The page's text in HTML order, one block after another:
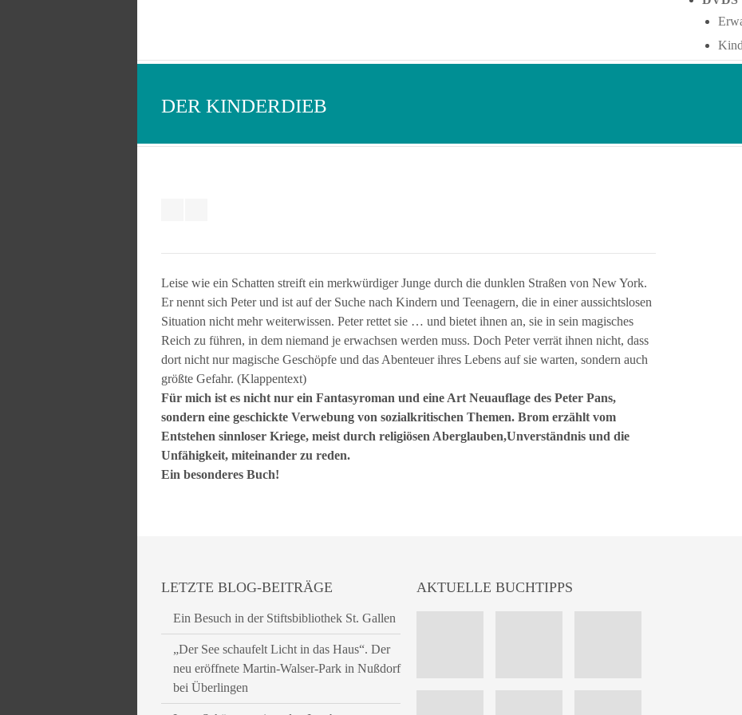
DER KINDERDIEB
Leise wie ein Schatten streift ein merkwürdiger Junge durch die dunklen Straßen von New York.
Er nennt sich Peter und ist auf der Suche nach Kindern und Teenagern, die in einer aussichtslosen
Situation nicht mehr weiterwissen. Peter rettet sie … und bietet ihnen an, sie in sein magisches
Reich zu führen, in dem niemand je erwachsen werden muss. Doch Peter verrät ihnen nicht, dass
dort nicht nur magische Geschöpfe und das Abenteuer ihres Lebens auf sie warten, sondern auch
größte Gefahr. (Klappentext)
Für mich ist es nicht nur ein Fantasyroman und eine Art Neuauflage des Peter Pans,
sondern eine geschickte Verwebung von sozialkritischen Themen. Brom erzählt vom
Entstehen sinnloser Kriege, meist durch religiösen Aberglauben,Unverständnis und die
Unfähigkeit, miteinander zu reden.
Ein besonderes Buch!
LETZTE BLOG-BEITRÄGE
Ein Besuch in der Stiftsbibliothek St. Gallen
„Der See schaufelt Licht in das Haus“. Der
neu eröffnete Martin-Walser-Park in Nußdorf
bei Überlingen
AKTUELLE BUCHTIPPS